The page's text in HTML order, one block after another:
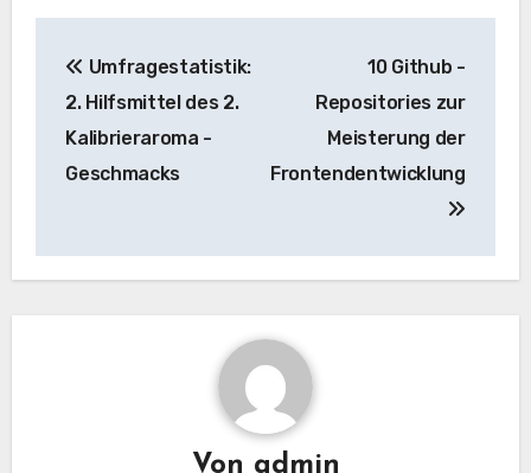
Navigation
Umfragestatistik:
2. Hilfsmittel des 2.
Kalibrieraroma -
Geschmacks
10 Github -
Repositories zur
Meisterung der
Frontendentwicklung
Von admin